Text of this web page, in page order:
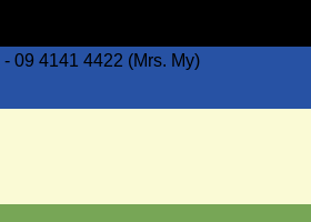
- 09 4141 4422 (Mrs. My)